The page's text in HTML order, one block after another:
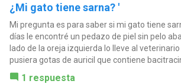
¿Mi gato tiene sarna? '
Mi pregunta es para saber si mi gato tiene
días le encontré un pedazo de piel sin pelo
lado de la oreja izquierda lo lleve al
pusiera gotas de auricil que contiene
1 respuesta